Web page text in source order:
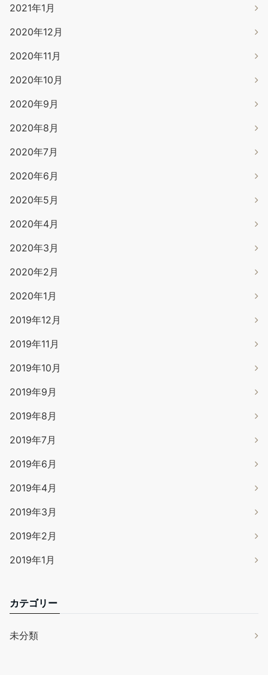
2021年1月
2020年12月
2020年11月
2020年10月
2020年9月
2020年8月
2020年7月
2020年6月
2020年5月
2020年4月
2020年3月
2020年2月
2020年1月
2019年12月
2019年11月
2019年10月
2019年9月
2019年8月
2019年7月
2019年6月
2019年4月
2019年3月
2019年2月
2019年1月
カテゴリー
未分類